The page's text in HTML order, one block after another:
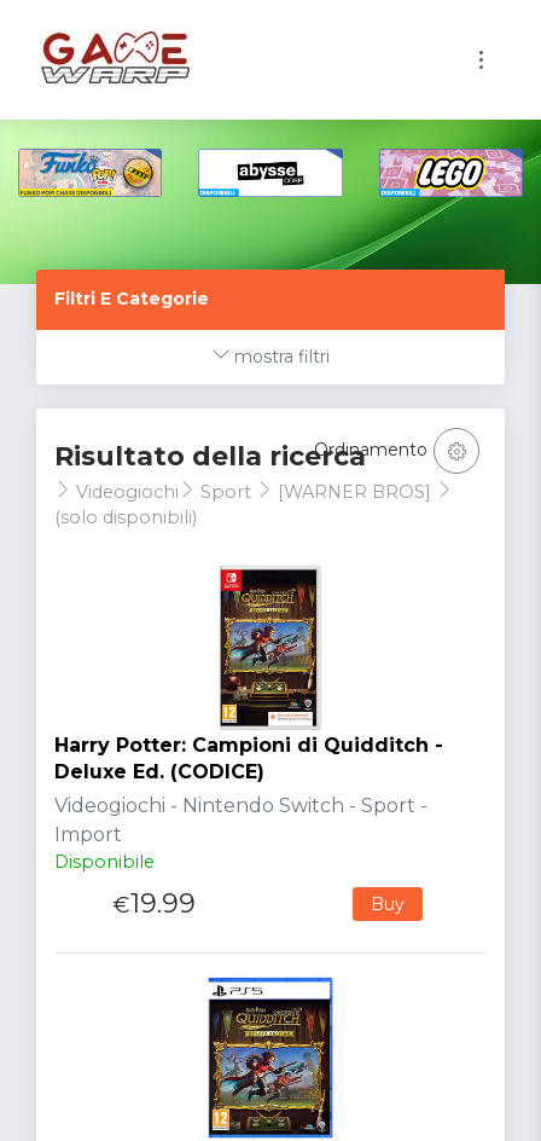
Filtri E Categorie
mostra filtri
Risultato della ricerca
Videogiochi Sport
[WARNER BROS]
(solo disponibili)
Ordinamento
Harry Potter: Campioni di Quidditch -
Deluxe Ed. (CODICE)
Videogiochi - Nintendo Switch - Sport -
Import
Disponibile
€19.99 Buy